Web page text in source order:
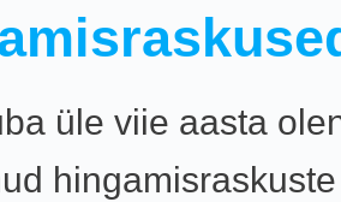
üle viie aasta